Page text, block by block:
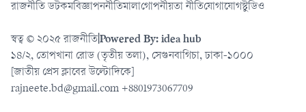
রাজনীতি ডটকমবিজ্ঞাপননীতিমালাগোপনীয়তা নীতিযোগাযোগস্টুডিও
স্বত্ব © ২০২৫ রাজনীতিPowered By: idea hub
১৪/২, তোপখানা রোড (তৃতীয় তলা), সেগুনবাগিচা, ঢাকা-১০০০
[জাতীয় প্রেস ক্লাবের উল্টোদিকে]
rajneete.bd@gmail.com +8801973067709